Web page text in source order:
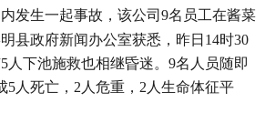
生一起事故，该公司9名员工在酱菜
县政府新闻办公室获悉，昨日14时30
下池施救也相继昏迷。9名人员随即
5人死亡，2人危重，2人生命体征平